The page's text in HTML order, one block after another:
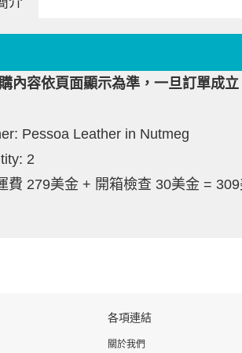
內容依頁面顯示為準，一旦訂單成
Pessoa Leather in Nutmeg
2
費 279美金 + 開箱檢查 30美金 =
各項連結
關於我們